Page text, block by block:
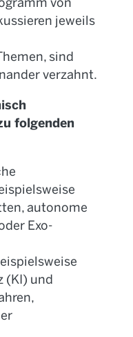
jeweils
sind
verzahnt.
folgenden
autonome
Exo-
(KI) und